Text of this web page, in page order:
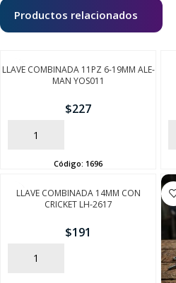
Productos relacionados
LLAVE COMBINADA 11PZ 6-19MM ALE-
MAN YOS011
$227
AÑADIR
Código: 1696
LLAVE COMBINADA 14MM CON
CRICKET LH-2617
$191
AÑADIR